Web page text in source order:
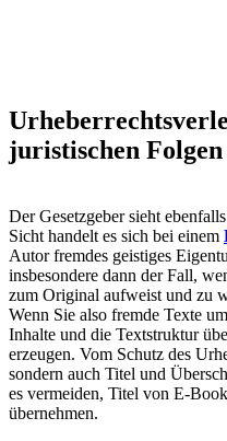
juristischen Folgen
Der Gesetzgeber sieht
Sicht handelt es sich bei einem
Autor fremdes geistiges
insbesondere dann der Fall,
zum Original aufweist und zu
Wenn Sie also fremde Texte
Inhalte und die Textstruktur
erzeugen. Vom Schutz des
sondern auch Titel und
es vermeiden, Titel von E-
übernehmen.